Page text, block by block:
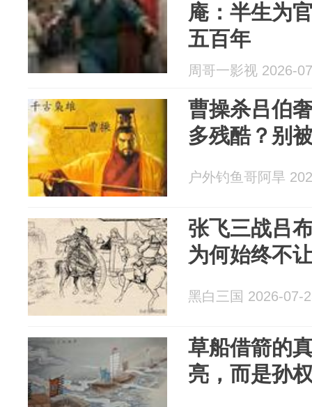
庵：半生为
五百年
周哥一影视 2026-
曹操杀吕伯
多残酷？别
户外钓鱼哥阿旱
张飞三战吕
为何始终不
黑白三国 2026-07-
草船借箭的
亮，而是孙